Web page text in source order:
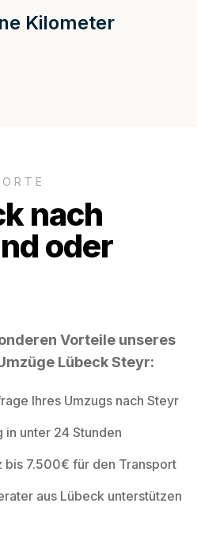
Kilometer
nach
oder
Vorteile unseres
Lübeck Steyr:
Ihres Umzugs nach Steyr
unter 24 Stunden
bis 7.500€ für den Transport
aus Lübeck unterstützen